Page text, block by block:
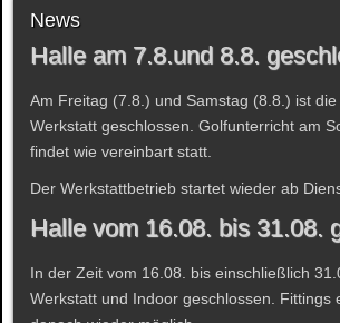
News
Halle am 7.8.und 8.8.
Am Freitag (7.8.) und Samstag (8.8.) ist die
Werkstatt geschlossen. Golfunterricht am
findet wie vereinbart statt.
Der Werkstattbetrieb startet wieder ab
Halle vom 16.08. bis 31.08.
In der Zeit vom 16.08. bis einschließlich
Werkstatt und Indoor geschlossen. Fittings